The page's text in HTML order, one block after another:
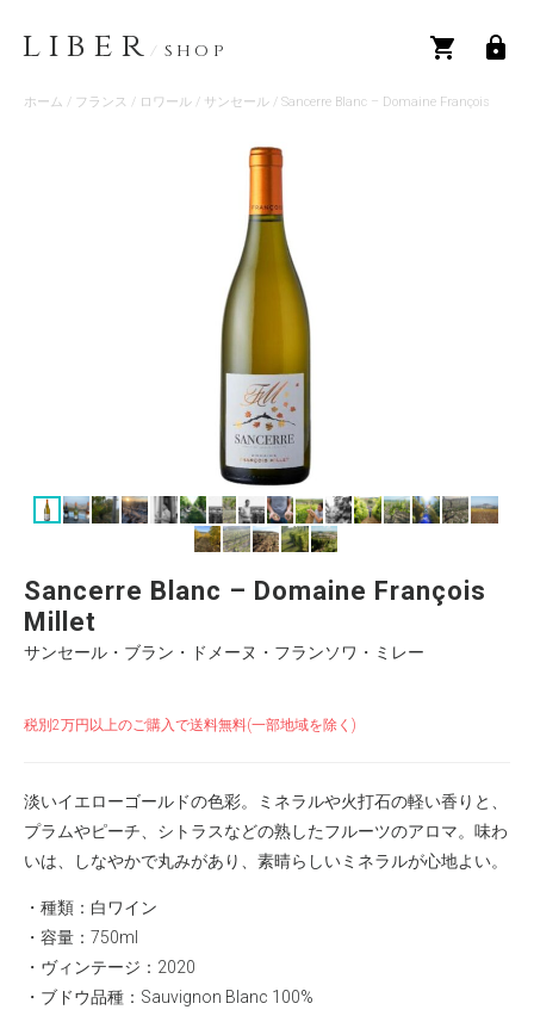
LIBER / SHOP
ホーム / フランス / ロワール / サンセール / Sancerre Blanc – Domaine François
Sancerre Blanc – Domaine François
Millet
サンセール・ブラン・ドメーヌ・フランソワ・ミレー
税別2万円以上のご購入で送料無料(一部地域を除く)
淡いイエローゴールドの色彩。ミネラルや火打石の軽い香りと、
プラムやピーチ、シトラスなどの熟したフルーツのアロマ。味わ
いは、しなやかで丸みがあり、素晴らしいミネラルが心地よい。
・種類：白ワイン
・容量：750ml
・ヴィンテージ：2020
・ブドウ品種：Sauvignon Blanc 100%